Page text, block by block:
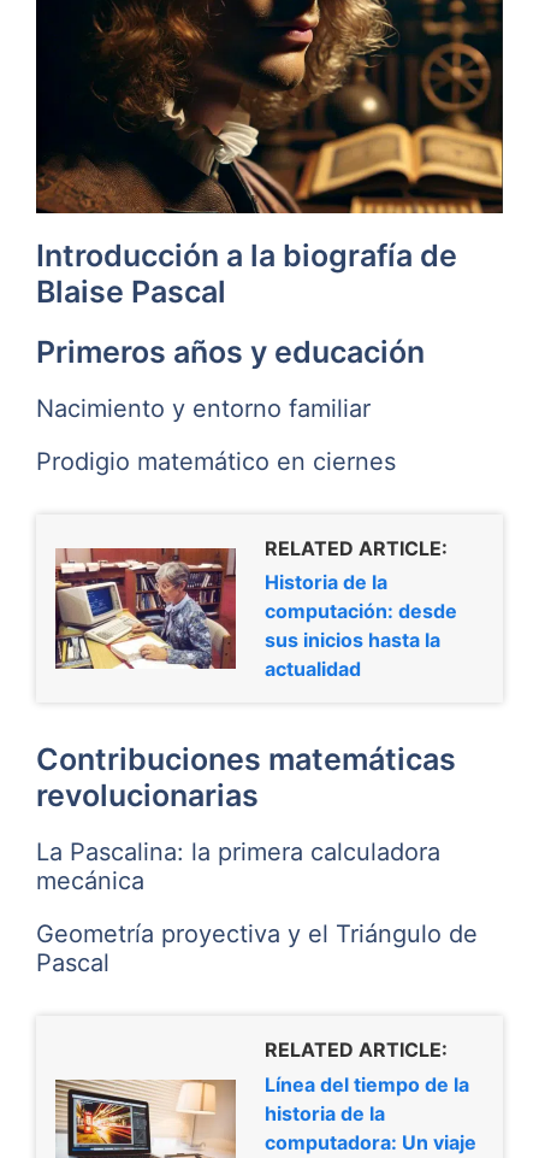
Introducción a la biografía de
Blaise Pascal
Primeros años y educación
Nacimiento y entorno familiar
Prodigio matemático en ciernes
RELATED ARTICLE:
Historia de la
computación: desde
sus inicios hasta la
actualidad
Contribuciones matemáticas
revolucionarias
La Pascalina: la primera calculadora
mecánica
Geometría proyectiva y el Triángulo de
Pascal
RELATED ARTICLE:
Línea del tiempo de la
historia de la
computadora: Un viaje